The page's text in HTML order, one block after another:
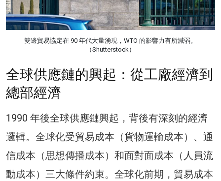
雙邊貿易協定在 90 年代大量湧現，WTO 的影響力有所減弱。
（Shutterstock）
全球供應鏈的興起：從工廠經濟到
總部經濟
1990 年後全球供應鏈興起，背後有深刻的經濟
邏輯。全球化受貿易成本（貨物運輸成本）、通
信成本（思想傳播成本）和面對面成本（人員流
動成本）三大條件約束。全球化前期，貿易成本